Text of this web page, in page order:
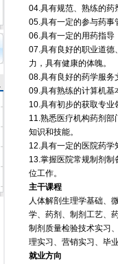
04.具有规范、熟练的药
05.具有一定的参与药事
06.具有一定的用药指导
07.具有良好的职业道德
力，具有健康的体魄。
08.具有良好的药学服务
09.具有熟练的计算机基
10.具有初步的获取专
11.熟悉医疗机构药剂
知识和技能。
12.具有一定的医院药
13.掌握医院常规制剂
位工作。
主干课程
人体解剖生理学基础、
学、药剂、制剂工艺、
制剂质量检验技术实习
理实习、营销实习、毕
就业方向